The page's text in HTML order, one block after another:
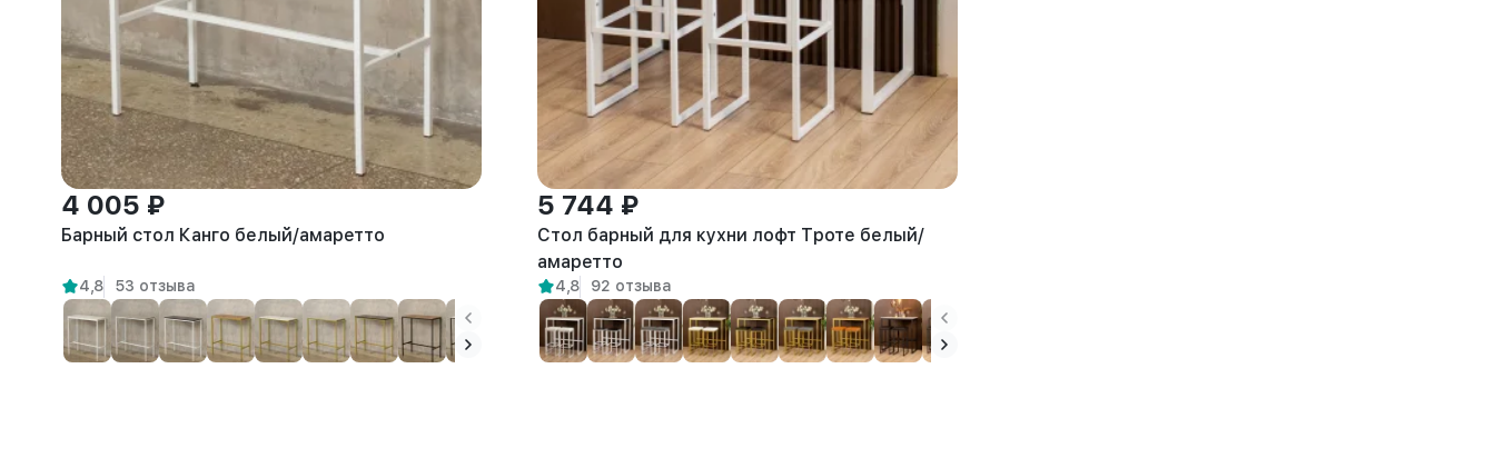
4 005 ₽
Барный стол Канго белый/амаретто
4,8 53 отзыва
5 744 ₽
Стол барный для кухни лофт Троте белый/
амаретто
4,8 92 отзыва